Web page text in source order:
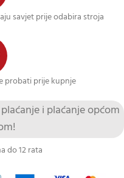
savjet prije odabira stroja
probati prije kupnje
i plaćanje općom
do 12 rata